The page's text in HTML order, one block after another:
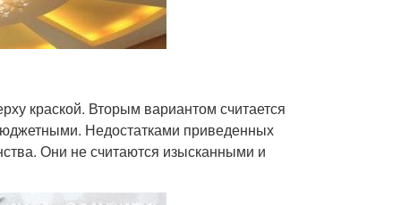
краской. Вторым вариантом считается
Недостатками приведенных
Они не считаются изысканными и